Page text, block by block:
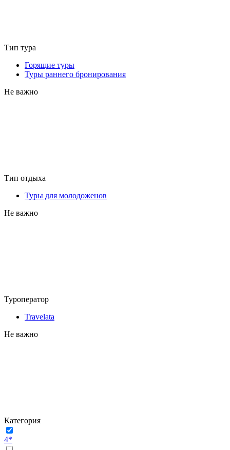
Тип тура
Горящие туры
Туры раннего бронирования
Не важно
Тип отдыха
Туры для молодоженов
Не важно
Туроператор
Travelata
Не важно
Категория
4*